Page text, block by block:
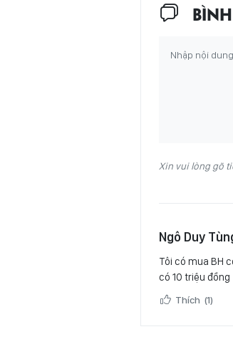
Xin vui lòng gõ
Ngô Duy
Tôi có mua BH
có 10 triệu đồng
Thích (1)